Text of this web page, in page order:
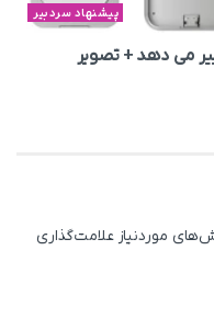
پیشنهاد سردبیر
می‌ دهد + تصویر
موردنیاز علامت‌گذاری